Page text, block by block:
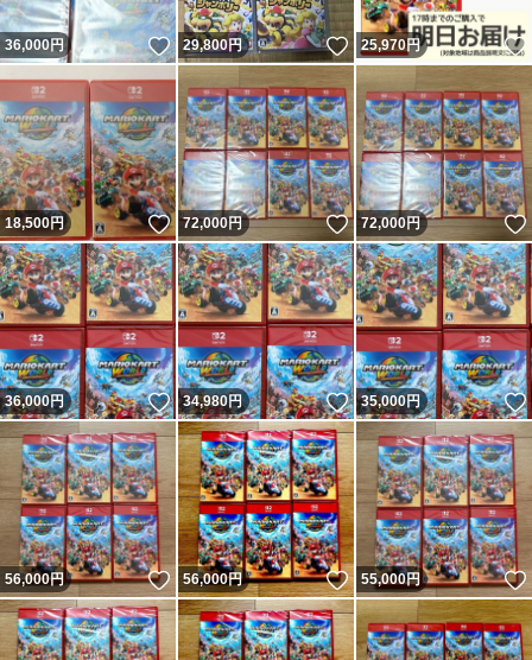
36,000円 いいね！
29,800円 いいね！
25,970円
18,500円 いいね！
72,000円 いいね！
72,000円
36,000円 いいね！
34,980円 いいね！
35,000円
56,000円 いいね！
56,000円 いいね！
55,000円